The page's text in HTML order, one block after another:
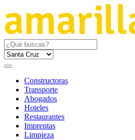
Constructoras
Transporte
Abogados
Hoteles
Restaurantes
Imprentas
Limpieza